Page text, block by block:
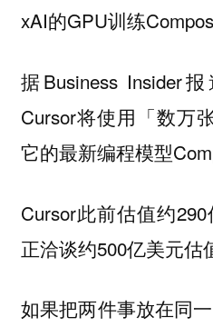
xAI的GPU训练
据Business Insider
Cursor将使用「数万
它的最新编程模型
Cursor此前估值约
正洽谈约500亿美元估
如果把两件事放在同